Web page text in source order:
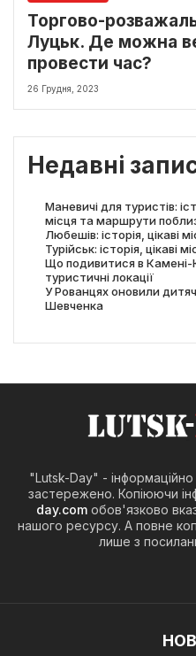
Торгово-
Луцьк. Де можна
провести час?
26 Грудня, 2023
Недавні
Маневичі для туристів:
місця та маршрути
Любешів: історія, цікаві
Турійськ: історія, цікаві
Що подивитися в Камені-
туристичні локації
У Рованцях оновили
Шевченка
"Lutsk-Day" -
застережено. Копіюючи
day.com обов'язково
нашого ресурсу. А повне
лише з